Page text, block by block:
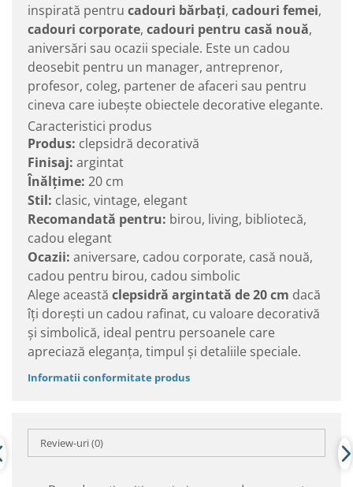
inspirată pentru cadouri bărbați, cadouri femei,
cadouri corporate, cadouri pentru casă nouă,
aniversări sau ocazii speciale. Este un cadou
deosebit pentru un manager, antreprenor,
profesor, coleg, partener de afaceri sau pentru
cineva care iubește obiectele decorative elegante.
Caracteristici produs
Produs: clepsidră decorativă
Finisaj: argintat
Înălțime: 20 cm
Stil: clasic, vintage, elegant
Recomandată pentru: birou, living, bibliotecă,
cadou elegant
Ocazii: aniversare, cadou corporate, casă nouă,
cadou pentru birou, cadou simbolic
Alege această clepsidră argintată de 20 cm dacă
îți dorești un cadou rafinat, cu valoare decorativă
și simbolică, ideal pentru persoanele care
apreciază eleganța, timpul și detaliile speciale.
Informatii conformitate produs
Review-uri(0)